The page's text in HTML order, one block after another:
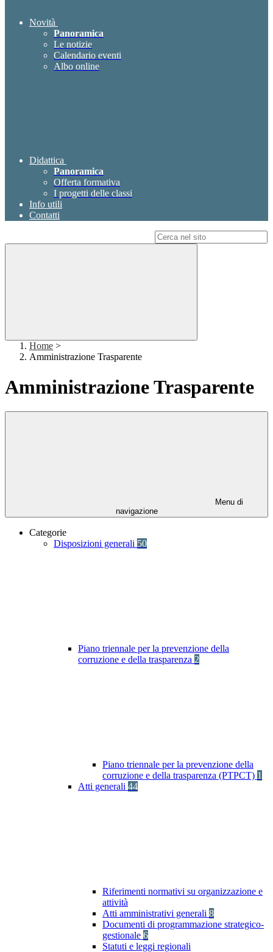
Novità
Panoramica
Le notizie
Calendario eventi
Albo online
Didattica
Panoramica
Offerta formativa
I progetti delle classi
Info utili
Contatti
Home >
Amministrazione Trasparente
Amministrazione Trasparente
Menu di
navigazione
Categorie
Disposizioni generali 50
Piano triennale per la prevenzione della
corruzione e della trasparenza 2
Piano triennale per la prevenzione della
corruzione e della trasparenza (PTPCT) 1
Atti generali 44
Riferimenti normativi su organizzazione e
attività
Atti amministrativi generali 8
Documenti di programmazione strategico-
gestionale 6
Statuti e leggi regionali